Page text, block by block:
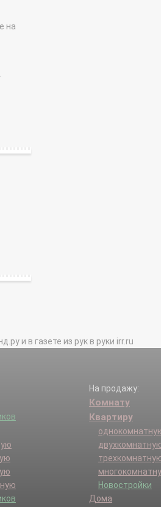
на
и в газете из рук в руки irr.ru
На продажу:
Комнату
Квартиру
Новостройки
Дома